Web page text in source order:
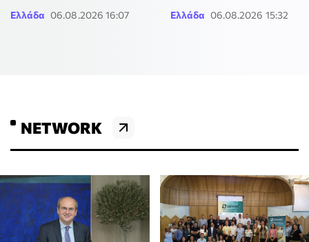
Ελλάδα 06.08.2026 16:07 Ελλάδα 06.08.2026 15:32
NETWORK